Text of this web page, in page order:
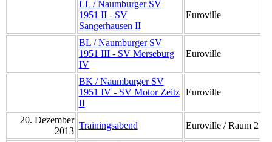
LL / Naumburger SV
1951 II - SV
Sangerhausen II
Euroville
BL / Naumburger SV
1951 III - SV Merseburg
IV
Euroville
BK / Naumburger SV
1951 IV - SV Motor Zeitz
II
Euroville
20. Dezember
2013
Trainingsabend Euroville / Raum 2